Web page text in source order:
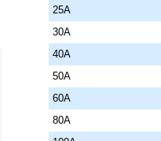
25A
30A
40A
50A
60A
80A